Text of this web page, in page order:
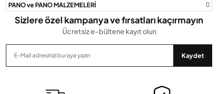
Gönder
PANO ve PANO MALZEMELERİ
Sizlere özel kampanya ve fırsatları kaçırmayın
Ücretsiz e-bültene kayıt olun
Kaydet